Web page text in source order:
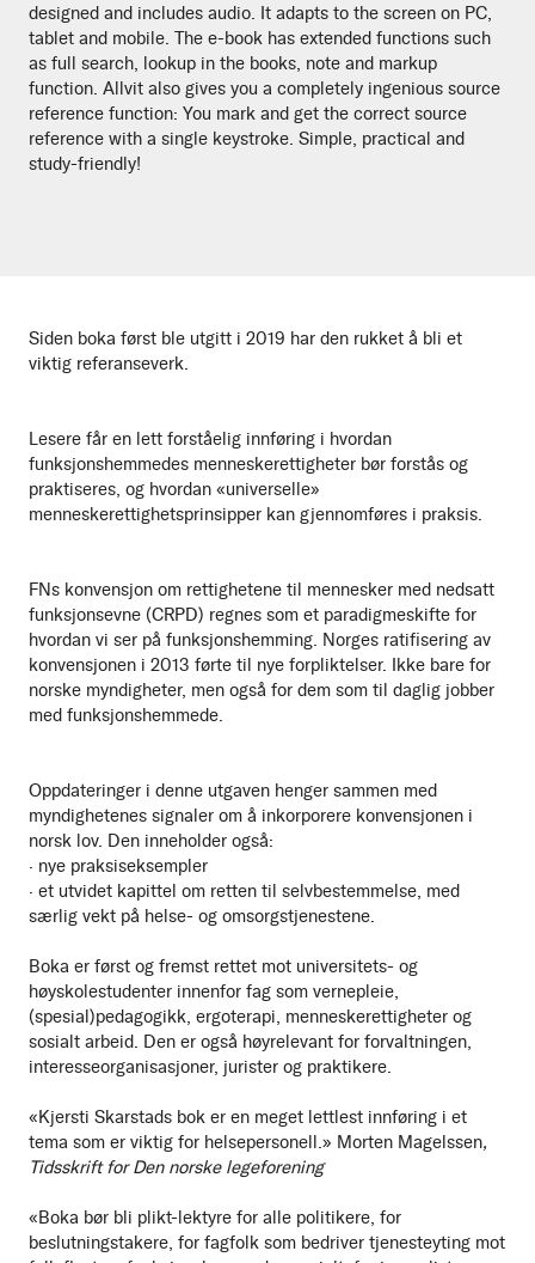
Siden boka først ble utgitt i 2019 har den rukket å bli et
viktig referanseverk.
Lesere får en lett forståelig innføring i hvordan
funksjonshemmedes menneskerettigheter bør forstås og
praktiseres, og hvordan «universelle»
menneskerettighetsprinsipper kan gjennomføres i praksis.
FNs konvensjon om rettighetene til mennesker med nedsatt
funksjonsevne (CRPD) regnes som et paradigmeskifte for
hvordan vi ser på funksjonshemming. Norges ratifisering av
konvensjonen i 2013 førte til nye forpliktelser. Ikke bare for
norske myndigheter, men også for dem som til daglig jobber
med funksjonshemmede.
Oppdateringer i denne utgaven henger sammen med
myndighetenes signaler om å inkorporere konvensjonen i
norsk lov. Den inneholder også:
· nye praksiseksempler
· et utvidet kapittel om retten til selvbestemmelse, med
særlig vekt på helse- og omsorgstjenestene.
Boka er først og fremst rettet mot universitets- og
høyskolestudenter innenfor fag som vernepleie,
(spesial)pedagogikk, ergoterapi, menneskerettigheter og
sosialt arbeid. Den er også høyrelevant for forvaltningen,
interesseorganisasjoner, jurister og praktikere.
«Kjersti Skarstads bok er en meget lettlest innføring i et
tema som er viktig for helsepersonell.» Morten Magelssen,
Tidsskrift for Den norske legeforening
«Boka bør bli plikt-lektyre for alle politikere, for
beslutningstakere, for fagfolk som bedriver tjenesteyting mot
designed and includes audio. It adapts to the screen on PC,
tablet and mobile. The e-book has extended functions such
as full search, lookup in the books, note and markup
function. Allvit also gives you a completely ingenious source
reference function: You mark and get the correct source
reference with a single keystroke. Simple, practical and
study-friendly!